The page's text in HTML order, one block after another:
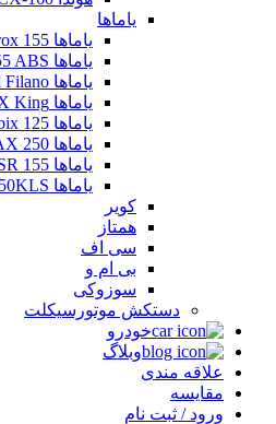
یاماها
یاماها Aerox 155
یاماها Areox 155 ABS
یاماها Grand Filano
یاماها MX King
یاماها Qbix 125
یاماها XMAX 250
یاماها XSR 155
یاماها NMAX 150KLS
کویر
همتاز
سی اف
بی ام و
سوزوکی
دستکش موتورسیکلت
خودرو
وبلاگ
علاقه مندی
مقایسه
ورود / ثبت نام